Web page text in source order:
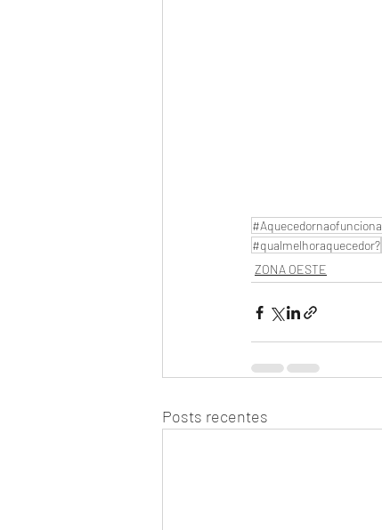
#Aquecedornaofunciona
#qualmelhoraquecedor?
ZONA OESTE
Posts recentes